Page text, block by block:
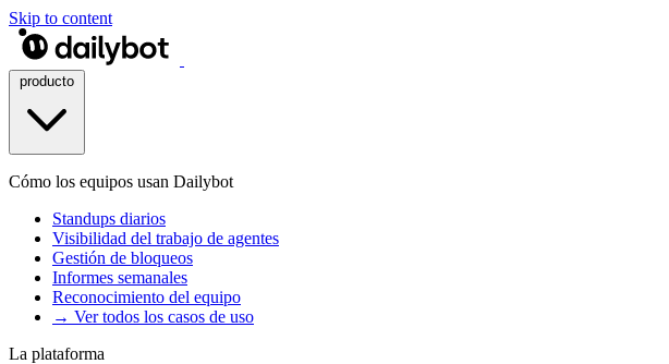
Skip to content
Cómo los equipos usan Dailybot
Standups diarios
Visibilidad del trabajo de agentes
Gestión de bloqueos
Informes semanales
Reconocimiento del equipo
→ Ver todos los casos de uso
La plataforma